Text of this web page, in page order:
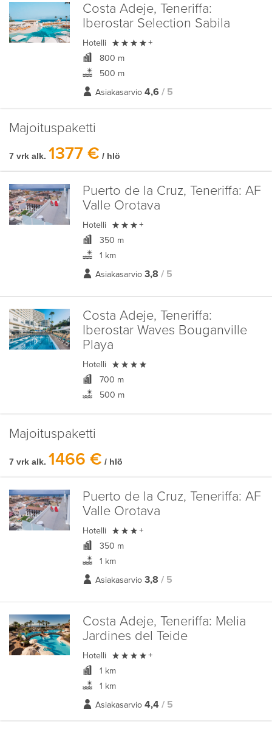
Costa Adeje, Teneriffa:
Iberostar Selection Sabila
Hotelli  +
800 m
500 m
Asiakasarvio 4,6 / 5
Majoituspaketti
7 vrk alk. 1377 € / hlö
Puerto de la Cruz, Teneriffa: AF
Valle Orotava
Hotelli  +
350 m
1 km
Asiakasarvio 3,8 / 5
Costa Adeje, Teneriffa:
Iberostar Waves Bouganville
Playa
Hotelli 
700 m
500 m
Majoituspaketti
7 vrk alk. 1466 € / hlö
Puerto de la Cruz, Teneriffa: AF
Valle Orotava
Hotelli  +
350 m
1 km
Asiakasarvio 3,8 / 5
Costa Adeje, Teneriffa: Melia
Jardines del Teide
Hotelli  +
1 km
1 km
Asiakasarvio 4,4 / 5